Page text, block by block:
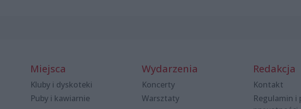
Miejsca
Kluby i dyskoteki
Puby i kawiarnie
Wydarzenia
Koncerty
Warsztaty
Redakcja
Kontakt
Regulamin i